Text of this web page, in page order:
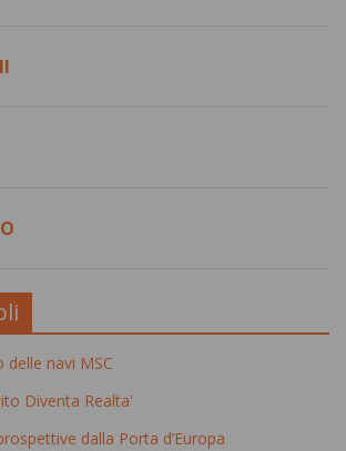
delle navi MSC
Diventa Realta'
dalla Porta d’Europa